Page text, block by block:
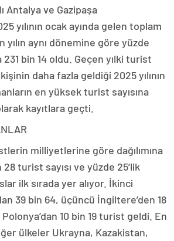
Antalya ve Gazipaşa
yılının ocak ayında gelen toplam
yılın aynı dönemine göre yüzde
231 bin 14 oldu. Geçen yılki turist
kişinin daha fazla geldiği 2025 yılının
en yüksek turist sayısına
kayıtlara geçti.
milliyetlerine göre dağılımına
28 turist sayısı ve yüzde 25’lik
ilk sırada yer alıyor. İkinci
39 bin 64, üçüncü İngiltere’den 18
10 bin 19 turist geldi. En
ülkeler Ukrayna, Kazakistan,